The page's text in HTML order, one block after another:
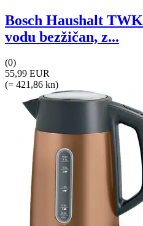
Bosch Haushalt
vodu bezžičan, z...
(0)
55,99 EUR
(= 421,86 kn)